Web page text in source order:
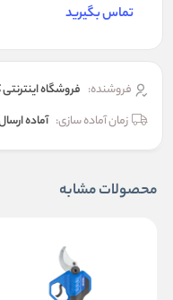
تماس بگیرید
فروشنده: فروشگاه اینترنتی
زمان آماده سازی: آماده
محصولات مشابه